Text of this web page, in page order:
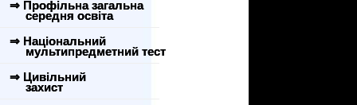
⇒ Профільна загальна
середня освіта
⇒ Національний
мультипредметний тест
⇒ Цивільний
захист